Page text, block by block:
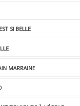
SI BELLE
MARRAINE